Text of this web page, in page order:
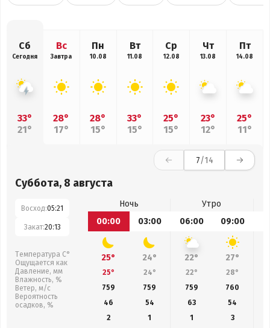
Сб
Сегодня
33°
21°
Вс
Завтра
28°
17°
Пн
10.08
28°
15°
Вт
11.08
33°
15°
Ср
12.08
25°
15°
Чт
13.08
23°
12°
Пт
14.08
25°
11°
7/14
Суббота, 8 августа
Восход:05:21
Закат:20:13
Температура С°
Ощущается как
Давление, мм
Влажность, %
Ветер, м/с
Вероятность
осадков, %
Ночь
Утро
00:00
03:00 06:00 09:00
25° 24° 22° 27°
25° 24° 22° 28°
759
759 759 760
46
54 63
54
2
1 1
3